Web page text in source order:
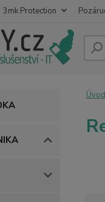
3mk Protection
Úvod